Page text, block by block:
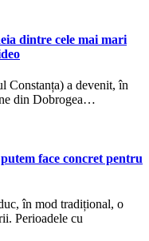
dintre cele mai mari
Constanța) a devenit, în
din Dobrogea…
face concret pentru
în mod tradițional, o
Perioadele cu